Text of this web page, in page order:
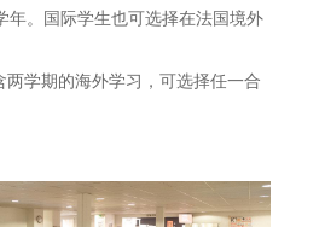
年。国际学生也可选择在法国境外
两学期的海外学习，可选择任一合